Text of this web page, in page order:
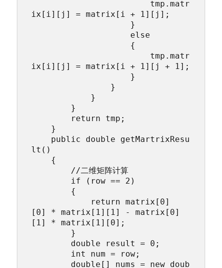
tmp.matr
ix[i][j] = matrix[i + 1][j];
}
else
{
tmp.matr
ix[i][j] = matrix[i + 1][j + 1];
}
}
}
}
return tmp;
}
public double getMartrixResu
lt()
{
//二维矩阵计算
if (row == 2)
{
return matrix[0]
[0] * matrix[1][1] - matrix[0]
[1] * matrix[1][0];
}
double result = 0;
int num = row;
double[] nums = new doub